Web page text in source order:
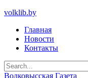
volklib.by
Главная
Новости
Контакты
Волковысская Газета